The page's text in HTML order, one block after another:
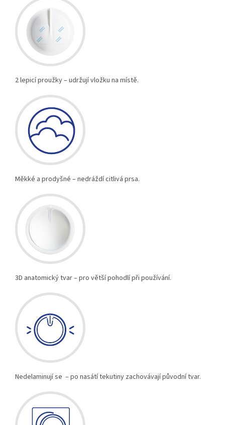
2 lepicí proužky – udržují vložku na místě.
Měkké a prodyšné – nedráždí citlivá prsa.
3D anatomický tvar – pro větší pohodlí při používání.
Nedelaminují se – po nasátí tekutiny zachovávají původní tvar.